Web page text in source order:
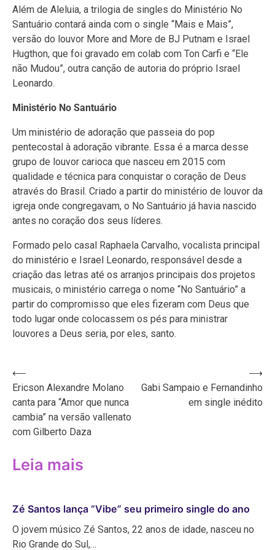
Além de Aleluia, a trilogia de singles do Ministério No
Santuário contará ainda com o single “Mais e Mais”,
versão do louvor More and More de BJ Putnam e Israel
Hugthon, que foi gravado em colab com Ton Carfi e “Ele
não Mudou”, outra canção de autoria do próprio Israel
Leonardo.
Ministério No Santuário
Um ministério de adoração que passeia do pop
pentecostal à adoração vibrante. Essa é a marca desse
grupo de louvor carioca que nasceu em 2015 com
qualidade e técnica para conquistar o coração de Deus
através do Brasil. Criado a partir do ministério de louvor da
igreja onde congregavam, o No Santuário já havia nascido
antes no coração dos seus líderes.
Formado pelo casal Raphaela Carvalho, vocalista principal
do ministério e Israel Leonardo, responsável desde a
criação das letras até os arranjos principais dos projetos
musicais, o ministério carrega o nome “No Santuário” a
partir do compromisso que eles fizeram com Deus que
todo lugar onde colocassem os pés para ministrar
louvores a Deus seria, por eles, santo.
Navegação
de
Post
⟵
Ericson Alexandre Molano
canta para “Amor que nunca
cambia” na versão vallenato
com Gilberto Daza
Gabi Sampaio e Fernandinho
em single inédito
⟶
Leia mais
Zé Santos lança “Vibe” seu primeiro single do ano
O jovem músico Zé Santos, 22 anos de idade, nasceu no
Rio Grande do Sul,…